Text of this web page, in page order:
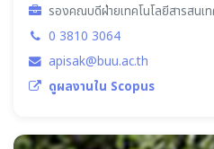
รองคณบดีฝ่ายเทคโนโลยีสารสนเ
0 3810 3064
apisak@buu.ac.th
ดูผลงานใน Scopus